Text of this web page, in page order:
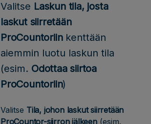
Valitse Laskun tila, josta
laskut siirretään
ProCountoriin kenttään
aiemmin luotu laskun tila
(esim. Odottaa siirtoa
ProCountoriin)
Valitse Tila, johon laskut siirretään
ProCountor-siirron jälkeen(esim.